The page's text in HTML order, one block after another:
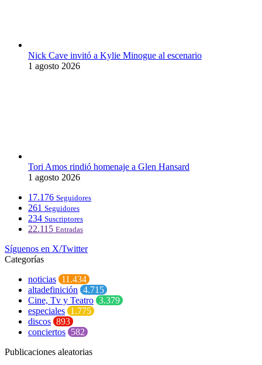
Nick Cave invitó a Kylie Minogue al escenario
1 agosto 2026
Tori Amos rindió homenaje a Glen Hansard
1 agosto 2026
17.176 Seguidores
261 Seguidores
234 Suscriptores
22.115 Entradas
Síguenos en X/Twitter
Categorías
noticias 11.434
altadefinición 4.715
Cine, Tv y Teatro 3.379
especiales 1.775
discos 893
conciertos 582
Publicaciones aleatorias